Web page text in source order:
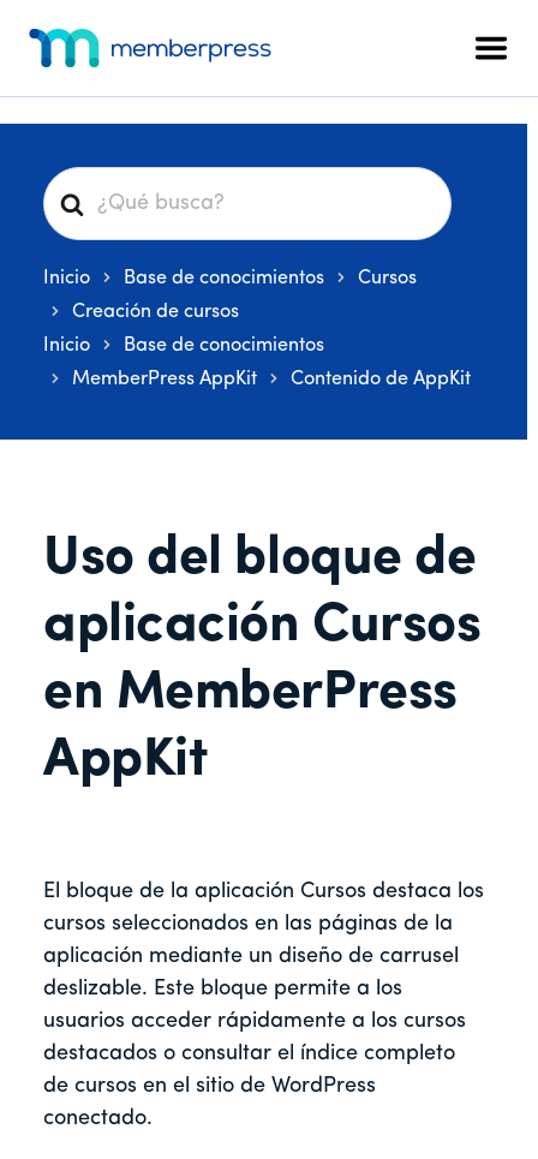
contenido
principal
barra
lateral
de
página
adicional
afiliación
todo
uno
para
WordPress
B
u
c
a
Inicio Base de conocimientos
Cursos
Creación de cursos
Inicio
Base de conocimientos
MemberPress AppKit
Contenido de AppKit
Uso del bloque de
aplicación Cursos
en MemberPress
AppKit
El bloque de la aplicación Cursos destaca los
cursos seleccionados en las páginas de la
aplicación mediante un diseño de carrusel
deslizable. Este bloque permite a los
usuarios acceder rápidamente a los cursos
destacados o consultar el índice completo
de cursos en el sitio de WordPress
conectado.